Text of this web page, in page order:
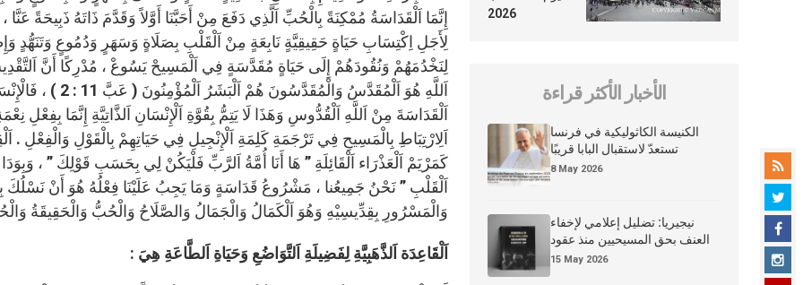
إِنَّمَا اَلْقَدَاسَةُ مُمْكِنَةً بِالْحُبِّ اَلَّذِي دَفَعَ مِنْ أَحَبَّنَا أَوَّلاً وَقَدَّمَ ذَاتَهُ ذَبِيحَةً
لِأَجَلِ اِكْتِسَابِ حَيَاةٍ حَقِيقِيَّةٍ نَابِعَةٍ مِنْ اَلْقَلْبِ بِصَلَاةٍ وَسَهَرٍ وَدُمُوعٍ وَتَنَهُّدٍ
لِنَخْدُمَهُمْ وَنُقُودَهُمْ إِلَى حَيَاةٍ مُقَدَّسَةٍ فِي اَلْمَسِيحْ يَسُوعْ ، مُدْرِكًا أَنَّ
اَللَّهِ هُوَ اَلْمُقَدَّسُ
اَلْقَدَاسَةَ مِنْ اَللَّهِ اَلْقُدُّوسِ وَهَذَا لَا يَتِمُّ بِقُوَّةِ اَلْإِنْسَانِ اَلذَّاتِيَّةِ إِنَّمَا
اَلِارْتِبَاطِ بِالْمَسِيحِ فِي تَرْجَمَةِ كَلِمَةِ اَلْإِنْجِيلِ فِي حَيَاتِهِمْ بِالْقَوْلِ وَالْفِعْلِ .
كَمَرْيَمْ اَلْعَذْرَاء اَلْقَائِلَةِ ” هَا أَنَا أُمَّةُ اَلرَّبِّ فَلْيَكُنْ لِي بِحَسَبِ قَوْلِكَ ” ،
اَلْقَلْبِ ” نَحْنُ جَمِيعُنا ، مَشْرُوعُ قَدَاسَةٍ وَمَا يَجِبُ عَلَيْنَا فِعْلُهُ هُوَ أَنْ نَسْلُكَ
وَالْمَسْرُورِ بِقِدِّيسِيْهِ وَهُوَ اَلْكَمَالُ وَالْجَمَالُ وَالصَّلَاحُ وَالْحُبُّ وَالْحَقِيقَةُ
اَلْقَاعِدَة اَلذَّهَبِيَّةِ لِفَضِيلَةِ اَلتَّوَاضُعِ وَحَيَاةِ اَلطَّاعَةِ هِيَ :
2026
الأخبار الأكثر قراءة
الكنيسة الكاثوليكية في فرنسا
تستعدّ لاستقبال البابا قريبًا
8 May 2026
نيجيريا: تضليل إعلامي لإخفاء
العنف بحق المسيحيين منذ عقود
15 May 2026